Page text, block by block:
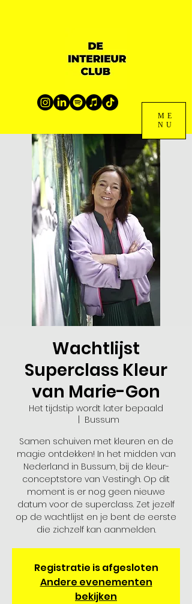
ME
NU
Wachtlijst
Superclass Kleur
van Marie-Gon
Het tijdstip wordt later bepaald
Bussum
Samen schuiven met kleuren en de
magie ontdekken! In het midden van
Nederland in Bussum, bij de kleur-
conceptstore van Vestingh. Op dit
moment is er nog geen nieuwe
datum voor de superclass. Zet jezelf
op de wachtlijst en je bent de eerste
die zichzelf kan aanmelden.
Registratie is afgesloten
Andere evenementen
bekijken